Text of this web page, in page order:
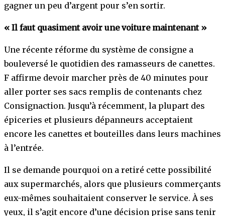
gagner un peu d’argent pour s’en sortir.
« Il faut quasiment avoir une voiture maintenant »
Une récente réforme du système de consigne a
bouleversé le quotidien des ramasseurs de canettes.
F affirme devoir marcher près de 40 minutes pour
aller porter ses sacs remplis de contenants chez
Consignaction. Jusqu’à récemment, la plupart des
épiceries et plusieurs dépanneurs acceptaient
encore les canettes et bouteilles dans leurs machines
à l’entrée.
Il se demande pourquoi on a retiré cette possibilité
aux supermarchés, alors que plusieurs commerçants
eux-mêmes souhaitaient conserver le service. À ses
yeux, il s’agit encore d’une décision prise sans tenir